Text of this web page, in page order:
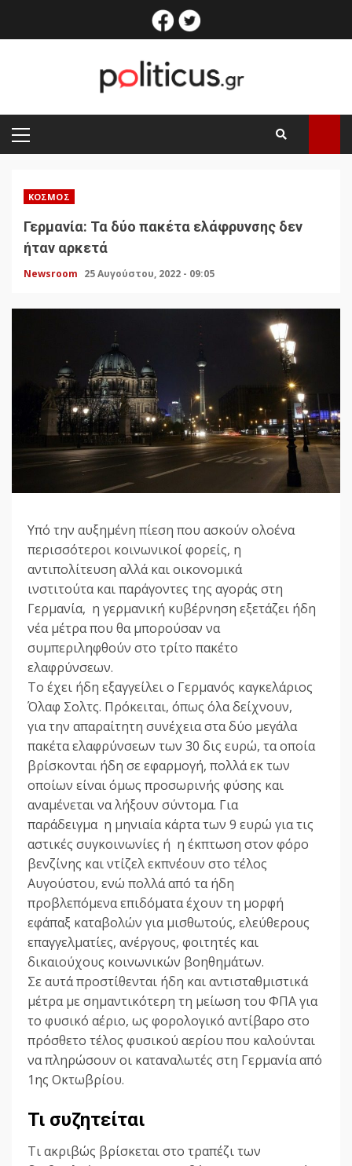
facebook
PRIMARY
MENU
ΚΌΣΜΟΣ
Γερμανία: Τα δύο πακέτα ελάφρυνσης δεν
ήταν αρκετά
Newsroom 25 Αυγούστου, 2022 - 09:05
Υπό την αυξημένη πίεση που ασκούν ολοένα
περισσότεροι κοινωνικοί φορείς, η
αντιπολίτευση αλλά και οικονομικά
ινστιτούτα και παράγοντες της αγοράς στη
Γερμανία, η γερμανική κυβέρνηση εξετάζει ήδη
νέα μέτρα που θα μπορούσαν να
συμπεριληφθούν στο τρίτο πακέτο
ελαφρύνσεων.
Το έχει ήδη εξαγγείλει ο Γερμανός καγκελάριος
Όλαφ Σολτς. Πρόκειται, όπως όλα δείχνουν,
για την απαραίτητη συνέχεια στα δύο μεγάλα
πακέτα ελαφρύνσεων των 30 δις ευρώ, τα οποία
βρίσκονται ήδη σε εφαρμογή, πολλά εκ των
οποίων είναι όμως προσωρινής φύσης και
αναμένεται να λήξουν σύντομα. Για
παράδειγμα η μηνιαία κάρτα των 9 ευρώ για τις
αστικές συγκοινωνίες ή η έκπτωση στον φόρο
βενζίνης και ντίζελ εκπνέουν στο τέλος
Αυγούστου, ενώ πολλά από τα ήδη
προβλεπόμενα επιδόματα έχουν τη μορφή
εφάπαξ καταβολών για μισθωτούς, ελεύθερους
επαγγελματίες, ανέργους, φοιτητές και
δικαιούχους κοινωνικών βοηθημάτων.
Σε αυτά προστίθενται ήδη και αντισταθμιστικά
μέτρα με σημαντικότερη τη μείωση του ΦΠΑ για
το φυσικό αέριο, ως φορολογικό αντίβαρο στο
πρόσθετο τέλος φυσικού αερίου που καλούνται
να πληρώσουν οι καταναλωτές στη Γερμανία από
1ης Οκτωβρίου.
Τι συζητείται
Τι ακριβώς βρίσκεται στο τραπέζι των